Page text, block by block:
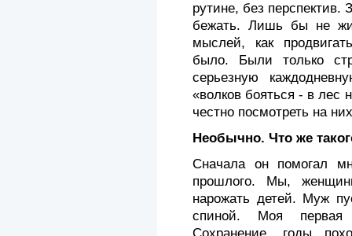
рутине, без перспектив.
бежать. Лишь бы не
мыслей, как
было. Были только
серьезную
«волков бояться - в лес
честно посмотреть на
Необычно. Что же
Сначала он помогал
прошлого. Мы,
нарожать детей. Муж
спиной. Моя